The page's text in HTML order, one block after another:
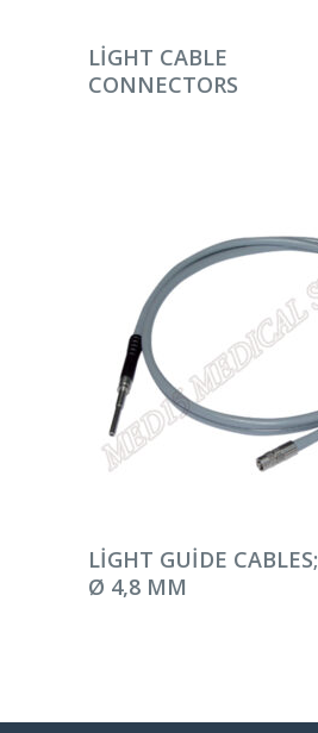
DEVAMINI OKU
LIGHT CABLE
CONNECTORS
DEVAMINI OKU
LIGHT GUIDE CABLES;
Ø 4,8 MM